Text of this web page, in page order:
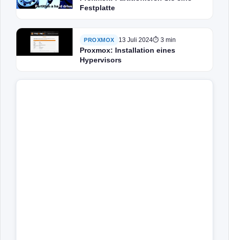
Festplatte
PROXMOX 13 Juli 2024⏱ 3 min
Proxmox: Installation eines
Hypervisors